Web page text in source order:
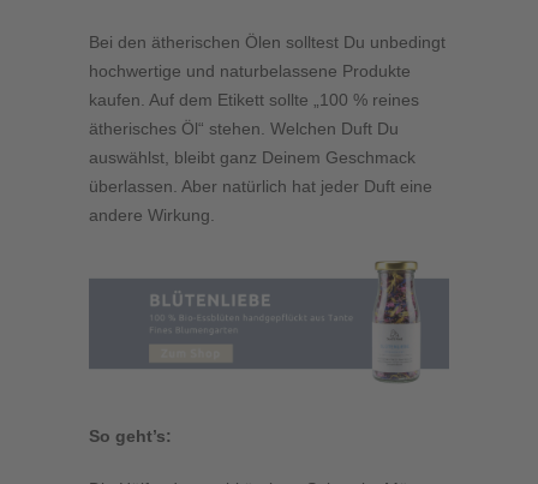
Bei den ätherischen Ölen solltest Du unbedingt
hochwertige und naturbelassene Produkte
kaufen. Auf dem Etikett sollte „100 % reines
ätherisches Öl“ stehen. Welchen Duft Du
auswählst, bleibt ganz Deinem Geschmack
überlassen. Aber natürlich hat jeder Duft eine
andere Wirkung.
So geht’s: